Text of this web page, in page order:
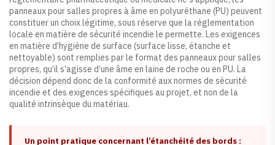
panneaux pour salles propres à âme en polyuréthane (PU) peuvent
constituer un choix légitime, sous réserve que la réglementation
locale en matière de sécurité incendie le permette. Les exigences
en matière d’hygiène de surface (surface lisse, étanche et
nettoyable) sont remplies par le format des panneaux pour salles
propres, qu’il s’agisse d’une âme en laine de roche ou en PU. La
décision dépend donc de la conformité aux normes de sécurité
incendie et des exigences spécifiques au projet, et non de la
qualité intrinsèque du matériau.
Un point pratique concernant l’étanchéité des bords :